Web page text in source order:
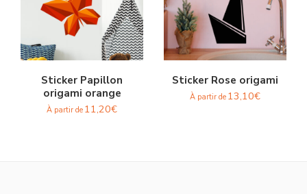
Sticker Papillon
origami orange
À partir de 11,20€
Sticker Rose origami
À partir de 13,10€